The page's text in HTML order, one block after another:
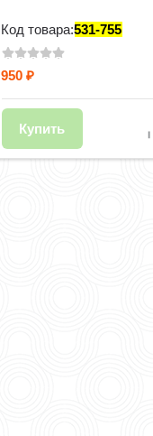
Код товара:531-755
950₽
Купить